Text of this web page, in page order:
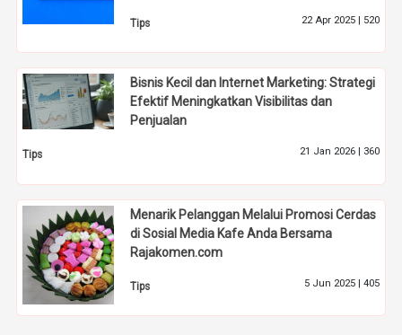
Tips 22 Apr 2025 | 520
Bisnis Kecil dan Internet Marketing: Strategi
Efektif Meningkatkan Visibilitas dan
Penjualan
Tips 21 Jan 2026 | 360
Menarik Pelanggan Melalui Promosi Cerdas
di Sosial Media Kafe Anda Bersama
Rajakomen.com
Tips 5 Jun 2025 | 405